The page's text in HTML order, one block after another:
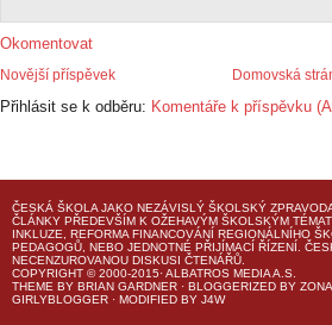
Okomentovat
Novější příspěvek Domovská
Přihlásit se k odběru: Komentáře k příspěvku
ČESKÁ ŠKOLA JAKO NEZÁVISLÝ ŠKOLSKÝ
ČLÁNKY PŘEDEVŠÍM K OŽEHAVÝM ŠKOLSKÝM
INKLUZE, REFORMA FINANCOVÁNÍ REGIONÁLNÍHO
PEDAGOGŮ, NEBO JEDNOTNÉ PŘIJÍMACÍ ŘÍZENÍ.
NECENZUROVANOU DISKUSI ČTENÁŘŮ.
COPYRIGHT © 2000-2015· ALBATROS MEDIA A.S.
THEME BY BRIAN GARDNER · BLOGGERIZED BY
GIRLYBLOGGER · MODIFIED BY J4W